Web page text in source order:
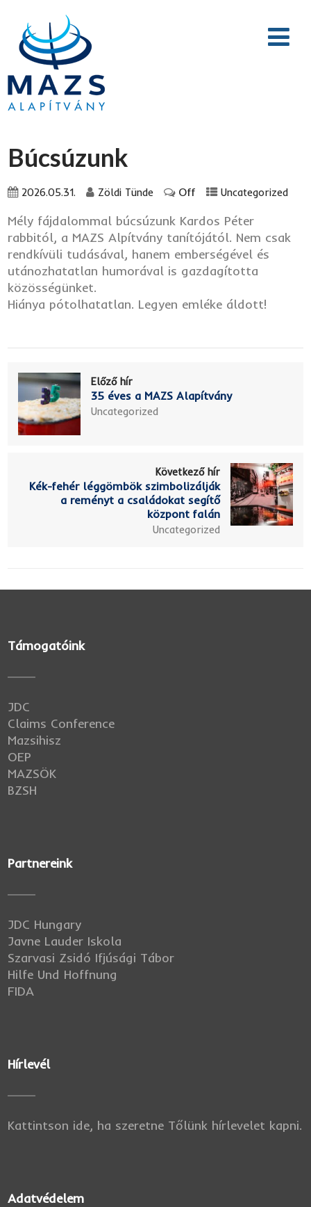
Búcsúzunk
2026.05.31. Zöldi Tünde Off Uncategorized
Mély fájdalommal búcsúzunk Kardos Péter
rabbitól, a MAZS Alpítvány tanítójától. Nem csak
rendkívüli tudásával, hanem emberségével és
utánozhatatlan humorával is gazdagította
közösségünket.
Hiánya pótolhatatlan. Legyen emléke áldott!
Előző hír
35 éves a MAZS Alapítvány
Uncategorized
Következő hír
Kék-fehér léggömbök szimbolizálják
a reményt a családokat segítő
központ falán
Uncategorized
Támogatóink
JDC
Claims Conference
Mazsihisz
OEP
MAZSÖK
BZSH
Partnereink
JDC Hungary
Javne Lauder Iskola
Szarvasi Zsidó Ifjúsági Tábor
Hilfe Und Hoffnung
FIDA
Hírlevél
Kattintson ide, ha szeretne Tőlünk hírlevelet kapni.
Adatvédelem